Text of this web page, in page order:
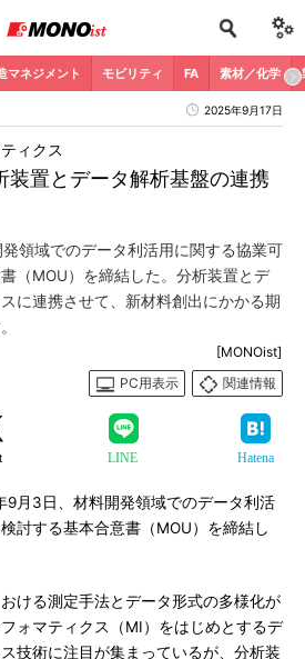
マネジメント モビリティ FA 素材／化学
2025年9月17日
装置とデータ解析基盤の連携
ィクス
領域でのデータ利活用に関する協業可
（MOU）を締結した。分析装置とデ
に連携させて、新材料創出にかかる期
[MONOist]
PC用表示
関連情報
LINE Hatena
月3日、材料開発領域でのデータ利活
討する基本合意書（MOU）を締結し
ける測定手法とデータ形式の多様化が
ォマティクス（MI）をはじめとするデ
技術に注目が集まっているが、分析装